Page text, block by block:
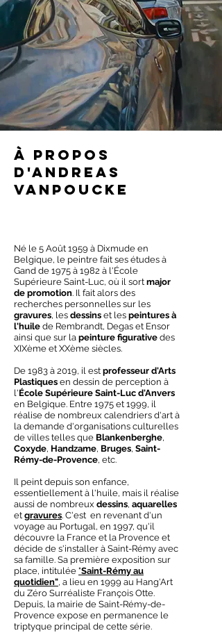
À propos
d'Andreas
Vanpoucke
Né le 5 Août 1959 à Dixmude en
Belgique, le peintre fait ses études à
Gand de 1975 à 1982 à l'École
Supérieure Saint-Luc, où il sort major
de promotion. Il fait alors des
recherches personnelles sur les
gravures, les dessins et les peintures à
l'huile de Rembrandt, Degas et Ensor
ainsi que sur la peinture figurative des
XIXème et XXème siècles.
De 1983 à 2019, il est professeur d'Arts
Plastiques en dessin de perception à
l'École Supérieure Saint-Luc d'Anvers
en Belgique. Entre 1975 et 1999, il
réalise de nombreux calendriers d'art à
la demande d'organisations culturelles
de villes telles que Blankenberghe,
Coxyde, Handzame, Bruges, Saint-
Rémy-de-Provence, etc.
Il peint depuis son enfance,
essentiellement à l'huile, mais il réalise
aussi de nombreux dessins, aquarelles
et gravures. C'est en revenant d'un
voyage au Portugal, en 1997, qu'il
découvre la France et la Provence et
décide de s'installer à Saint-Rémy avec
sa famille. Sa première exposition sur
place, intitulée "Saint-Rémy au
quotidien", a lieu en 1999 au Hang'Art
du Zéro Surréaliste François Otte.
Depuis, la mairie de Saint-Rémy-de-
Provence expose en permanence le
triptyque principal de cette série.